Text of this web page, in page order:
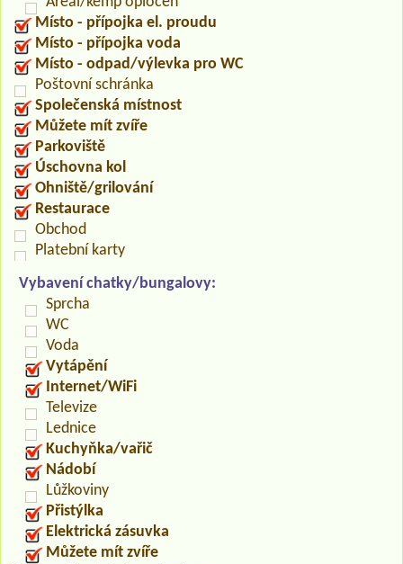
Místo - přípojka el. proudu
Místo - přípojka voda
Místo - odpad/výlevka pro WC
Poštovní schránka
Společenská místnost
Můžete mít zvíře
Parkoviště
Úschovna kol
Ohniště/grilování
Restaurace
Obchod
Platební karty
Vybavení chatky/bungalovy:
Sprcha
WC
Voda
Vytápění
Internet/WiFi
Televize
Lednice
Kuchyňka/vařič
Nádobí
Lůžkoviny
Přistýlka
Elektrická zásuvka
Můžete mít zvíře